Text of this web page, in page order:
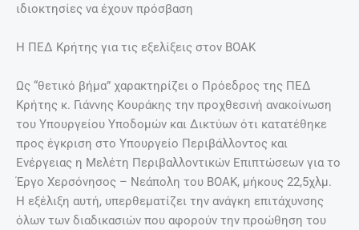
ιδιοκτησίες να έχουν πρόσβαση
Η ΠΕΔ Κρήτης για τις εξελίξεις στον ΒΟΑΚ
Ως “θετικό βήμα” χαρακτηρίζει ο Πρόεδρος της ΠΕΔ
Κρήτης κ. Γιάννης Κουράκης την προχθεσινή ανακοίνωση
του Υπουργείου Υποδομών και Δικτύων ότι κατατέθηκε
προς έγκριση στο Υπουργείο Περιβάλλοντος και
Ενέργειας η Μελέτη Περιβαλλοντικών Επιπτώσεων για το
Έργο Χερσόνησος – Νεάπολη του ΒΟΑΚ, μήκους 22,5χλμ.
Η εξέλιξη αυτή, υπερθεματίζει την ανάγκη επιτάχυνσης
όλων των διαδικασιών που αφορούν την προώθηση του